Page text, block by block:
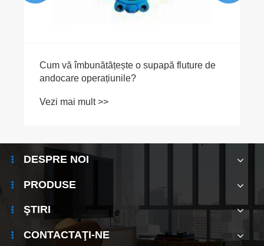
DESPRE NOI
PRODUSE
ŞTIRI
CONTACTAŢI-NE